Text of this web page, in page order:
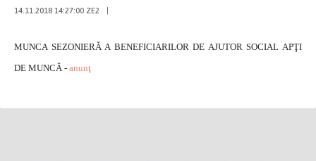
14.11.2018 14:27:00 ZE2
MUNCA SEZONIERĂ A BENEFICIARILOR DE AJUTOR SOCIAL APŢI
DE MUNCĂ - anunţ